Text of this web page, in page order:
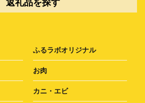
返礼品を探す
ふるラボオリジナル
お肉
カニ・エビ